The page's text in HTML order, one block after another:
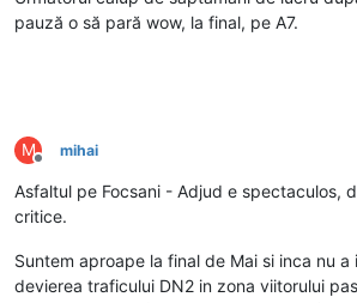
pauză o să pară wow, la final, pe A7.
M
Deconectat
mihai
Asfaltul pe Focsani - Adjud e spectaculos,
critice.
Suntem aproape la final de Mai si inca nu
devierea traficului DN2 in zona viitorului